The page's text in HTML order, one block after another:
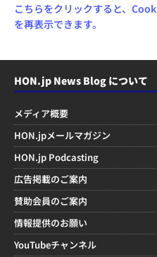
こちらをクリックすると、
を再表示できます。
HON.jp News Blog について
メディア概要
HON.jpメールマガジン
HON.jp Podcasting
広告掲載のご案内
賛助会員のご案内
情報提供のお願い
YouTubeチャンネル